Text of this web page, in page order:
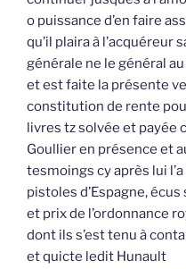
o puissance d’en faire
qu’il plaira à l’acquéreur
générale ne le général
et est faite la présente
constitution de rente
livres tz solvée et payée
Goullier en présence et
tesmoings cy après lui
pistoles d’Espagne,
et prix de l’ordonnance
dont ils s’est tenu à
et quicte ledit Hunault